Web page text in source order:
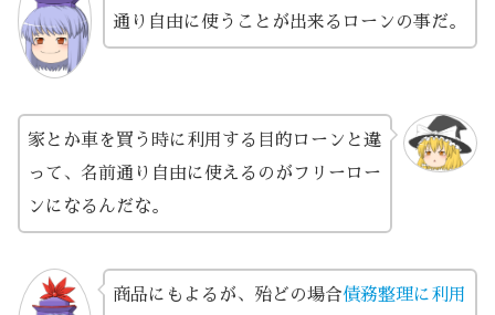
通り自由に使うことが出来るローンの事だ。
家とか車を買う時に利用する目的ローンと違
って、名前通り自由に使えるのがフリーロー
ンになるんだな。
商品にもよるが、殆どの場合債務整理に利用